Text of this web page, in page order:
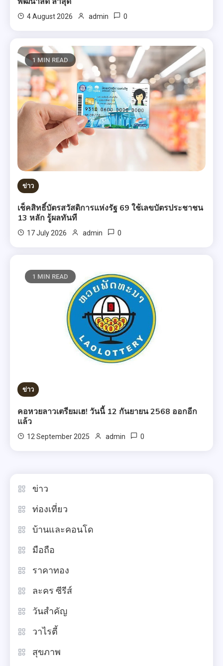
4 August 2026 admin 0
1 MIN READ
ข่าว
เช็คสิทธิ์บัตรสวัสดิการแห่งรัฐ 69 ใช้เลขบัตรประชาชน
13 หลัก รู้ผลทันที
17 July 2026 admin 0
1 MIN READ
ข่าว
คอหวยลาวเตรียมเฮ! วันนี้ 12 กันยายน 2568 ออกอีก
แล้ว
12 September 2025 admin 0
ข่าว
ท่องเที่ยว
บ้านและคอนโด
มือถือ
ราคาทอง
ละคร ซีรีส์
วันสำคัญ
วาไรตี้
สุขภาพ